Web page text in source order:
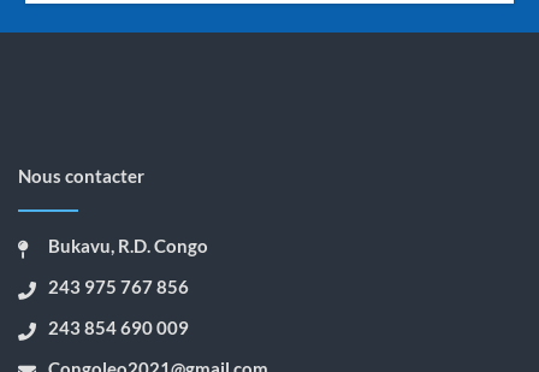
Nous contacter
Bukavu, R.D. Congo
243 975 767 856
243 854 690 009